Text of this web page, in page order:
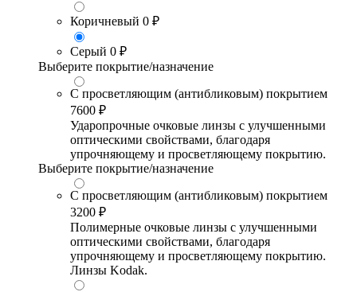
Коричневый 0 ₽
Серый 0 ₽
Выберите покрытие/назначение
С просветляющим (антибликовым) покрытием
7600 ₽
Ударопрочные очковые линзы с улучшенными
оптическими свойствами, благодаря
упрочняющему и просветляющему покрытию.
Выберите покрытие/назначение
С просветляющим (антибликовым) покрытием
3200 ₽
Полимерные очковые линзы с улучшенными
оптическими свойствами, благодаря
упрочняющему и просветляющему покрытию.
Линзы Kodak.